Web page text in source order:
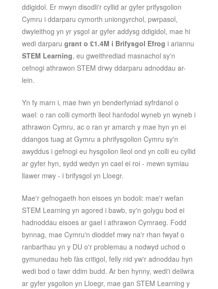
ddigidol. Er mwyn disodli'r cyllid ar gyfer prifysgolion
Cymru i ddarparu cymorth uniongyrchol, pwrpasol,
dwyieithog yn yr ysgol ar gyfer addysg ddigidol, mae hi
wedi darparu grant o £1.4M i Brifysgol Efrog i ariannu
STEM Learning, eu gweithrediad masnachol sy'n
cefnogi athrawon STEM drwy ddarparu adnoddau ar-
lein.
Yn fy marn i, mae hwn yn benderfyniad syfrdanol o
wael: o ran colli cymorth lleol hanfodol wyneb yn wyneb i
athrawon Cymru, ac o ran yr amarch y mae hyn yn ei
ddangos tuag at Gymru a phrifysgolion Cymru sy'n
awyddus i gefnogi eu hysgolion lleol ond yn colli eu cyllid
ar gyfer hyn, sydd wedyn yn cael ei roi - mewn symiau
llawer mwy - i brifysgol yn Lloegr.
Mae'r gefnogaeth hon eisoes yn bodoli: mae'r wefan
STEM Learning yn agored i bawb, sy'n golygu bod ei
hadnoddau eisoes ar gael i athrawon Cymraeg. Fodd
bynnag, mae Cymru'n dioddef mwy na'r rhan fwyaf o
ranbarthau yn y DU o'r problemau a nodwyd uchod o
gymunedau heb fàs critigol, felly nid yw'r adnoddau hyn
wedi bod o fawr ddim budd. Ar ben hynny, wedi'i deilwra
ar gyfer ysgolion yn Lloegr, mae gan STEM Learning y